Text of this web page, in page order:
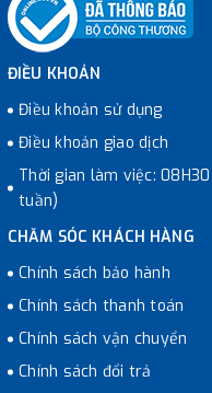
ĐIỀU KHOẢN
Điều khoản sử dụng
Điều khoản giao dịch
Thời gian làm việc:
tuần)
CHĂM SÓC KHÁCH HÀNG
Chính sách bảo hành
Chính sách thanh toán
Chính sách vận chuyển
Chính sách đổi trả